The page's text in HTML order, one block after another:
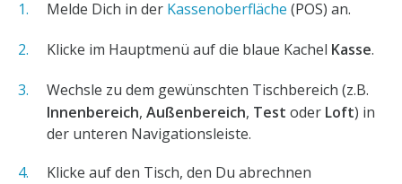
Melde Dich in der Kassenoberfläche (POS) an.
Klicke im Hauptmenü auf die blaue Kachel Kasse.
Wechsle zu dem gewünschten Tischbereich (z.B.
Innenbereich, Außenbereich, Test oder Loft) in
der unteren Navigationsleiste.
Klicke auf den Tisch, den Du abrechnen